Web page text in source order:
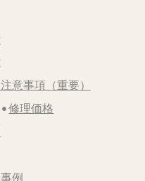
意事項（重要）
修理価格
例